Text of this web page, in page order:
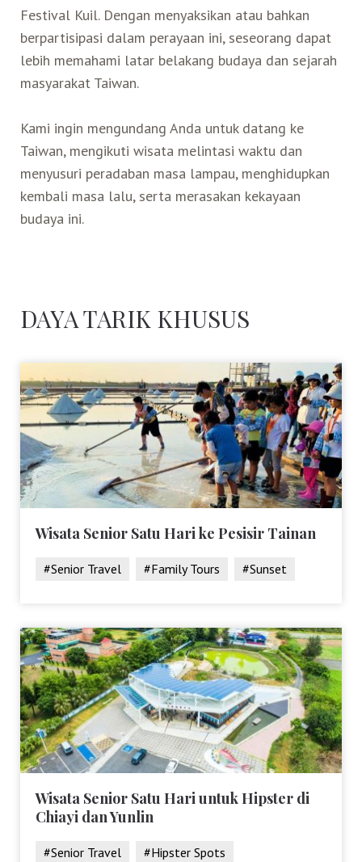
Festival Kuil. Dengan menyaksikan atau bahkan
berpartisipasi dalam perayaan ini, seseorang dapat
lebih memahami latar belakang budaya dan sejarah
masyarakat Taiwan.
Kami ingin mengundang Anda untuk datang ke
Taiwan, mengikuti wisata melintasi waktu dan
menyusuri peradaban masa lampau, menghidupkan
kembali masa lalu, serta merasakan kekayaan
budaya ini.
DAYA TARIK KHUSUS
Wisata Senior Satu Hari ke Pesisir Tainan
#Senior Travel #Family Tours #Sunset
Wisata Senior Satu Hari untuk Hipster di
Chiayi dan Yunlin
#Senior Travel
#Hipster Spots